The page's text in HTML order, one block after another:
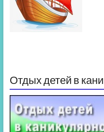
Отдых детей в